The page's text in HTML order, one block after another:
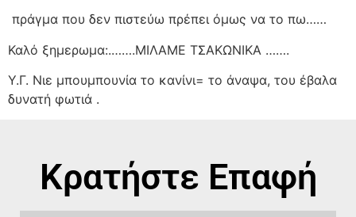
πράγμα που δεν πιστεύω πρέπει όμως να το πω……
Καλό ξημερωμα:.…….ΜΙΛΑΜΕ ΤΣΑΚΩΝΙΚΑ …….
Υ.Γ. Νιε μπουμπουνία το κανίνι= το άναψα, του έβαλα
δυνατή φωτιά .
Κρατήστε Επαφή